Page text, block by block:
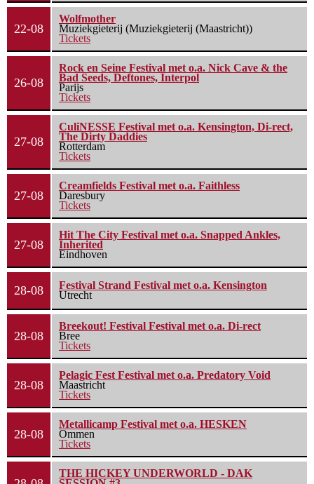
22-08
Wolfmother
Muziekgieterij (Muziekgieterij (Maastricht))
Tickets
26-08
Rock en Seine Festival met o.a. Nick Cave & the
Bad Seeds, Deftones, Interpol
Parijs
Tickets
27-08
CuliNESSE Festival met o.a. Kensington, Di-rect,
The Dirty Daddies
Rotterdam
Tickets
27-08
Creamfields Festival met o.a. Faithless
Daresbury
Tickets
27-08
Hit The City Festival met o.a. Snapped Ankles,
Inherited
Eindhoven
28-08
Festival Strand Festival met o.a. Kensington
Utrecht
28-08
Breekout! Festival Festival met o.a. Di-rect
Bree
Tickets
28-08
Pelagic Fest Festival met o.a. Predatory Void
Maastricht
Tickets
28-08
Metallicamp Festival met o.a. HESKEN
Ommen
Tickets
THE HICKEY UNDERWORLD - DAK